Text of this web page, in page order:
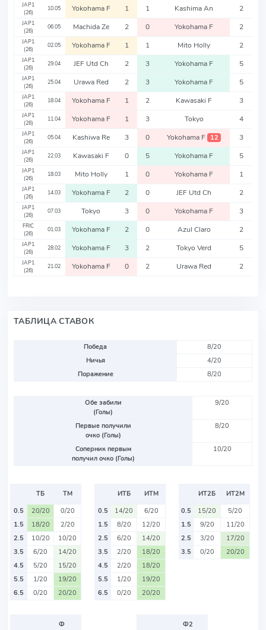
JAP1
(26)
10.05 Yokohama F 1 1 Kashima An 2
JAP1
(26)
06.05 Machida Ze 2 0 Yokohama F 2
JAP1
(26)
02.05 Yokohama F 1 1 Mito Holly 2
JAP1
(26)
29.04 JEF Utd Ch 2 3 Yokohama F 5
JAP1
(26)
25.04 Urawa Red 2 3 Yokohama F 5
JAP1
(26)
18.04 Yokohama F 1 2 Kawasaki F 3
JAP1
(26)
11.04 Yokohama F 1 3 Tokyo 4
JAP1
(26)
05.04 Kashiwa Re 3 0 Yokohama F 12 3
JAP1
(26)
22.03 Kawasaki F 0 5 Yokohama F 5
JAP1
(26)
18.03 Mito Holly 1 0 Yokohama F 1
JAP1
(26)
14.03 Yokohama F 2 0 JEF Utd Ch 2
JAP1
(26)
07.03 Tokyo 3 0 Yokohama F 3
FRIC
(26)
01.03 Yokohama F 2 0 Azul Claro 2
JAP1
(26)
28.02 Yokohama F 3 2 Tokyo Verd 5
JAP1
(26)
21.02 Yokohama F 0 2 Urawa Red 2
ТАБЛИЦА СТАВОК
Победа
8/20
Ничья
4/20
Поражение
8/20
Обе забили
(Голы)
9/20
Первые получили
очко (Голы)
8/20
Соперник первым
получил очко (Голы)
10/20
ТБ
ТМ
0.5
20/20
0/20
1.5
18/20
2/20
2.5
10/20
10/20
3.5
6/20
14/20
4.5
5/20
15/20
5.5
1/20
19/20
6.5
0/20 20/20
ИТБ
ИТМ
0.5
14/20
6/20
1.5
8/20
12/20
2.5
6/20
14/20
3.5
2/20
18/20
4.5
2/20
18/20
5.5
1/20
19/20
6.5
0/20 20/20
ИТ2Б
ИТ2М
0.5
15/20
5/20
1.5
9/20
11/20
2.5
3/20
17/20
3.5
0/20 20/20
Ф Ф2